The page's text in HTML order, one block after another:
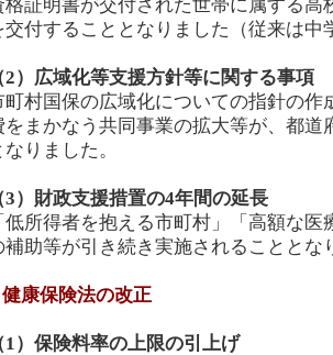
格証明書が交付された世帯に属する高
交付することとなりました（従来は中
2）広域化等支援方針等に関する事項
町村国保の広域化についての指針の作
をまかなう共同事業の拡大等が、都道
なりました。
3）財政支援措置の4年間の延長
低所得者を抱える市町村」「高額な
補助等が引き続き実施されることとな
健康保険法の改正
1）保険料率の上限の引上げ